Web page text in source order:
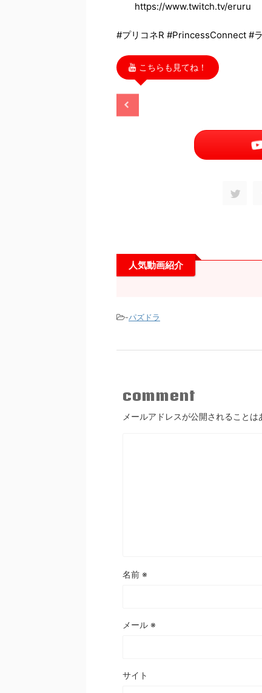
https://www.twitch.tv/eruru
#プリコネR #PrincessConnect #
こちらも見てね！
2025/11/13
人気動画紹介
-パズドラ
comment
メールアドレスが公開されることは
名前 ※
メール ※
サイト